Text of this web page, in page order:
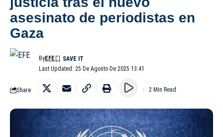
asesinato de periodistas en
Gaza
Last Updated: 25 De Agosto De 2025 13:41
ByEFE
Share 2 Min Read